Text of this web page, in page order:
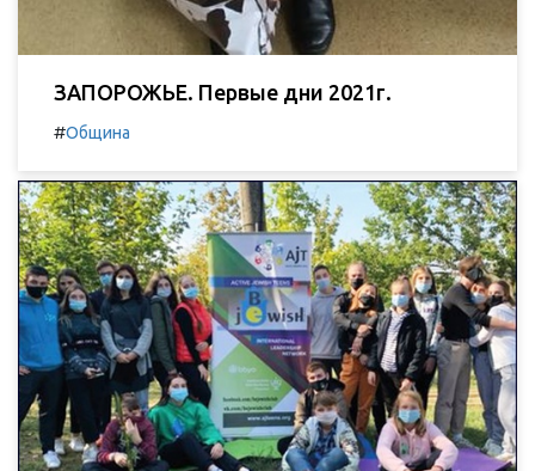
ЗАПОРОЖЬЕ. Первые дни 2021г.
#Община